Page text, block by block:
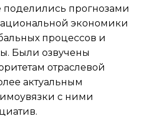
поделились прогнозами
экономики
процессов и
Были озвучены
отраслевой
актуальным
с ними